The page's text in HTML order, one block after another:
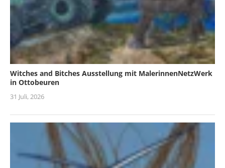
Witches and Bitches Ausstellung mit MalerinnenNetzWerk
in Ottobeuren
31 Juli, 2026